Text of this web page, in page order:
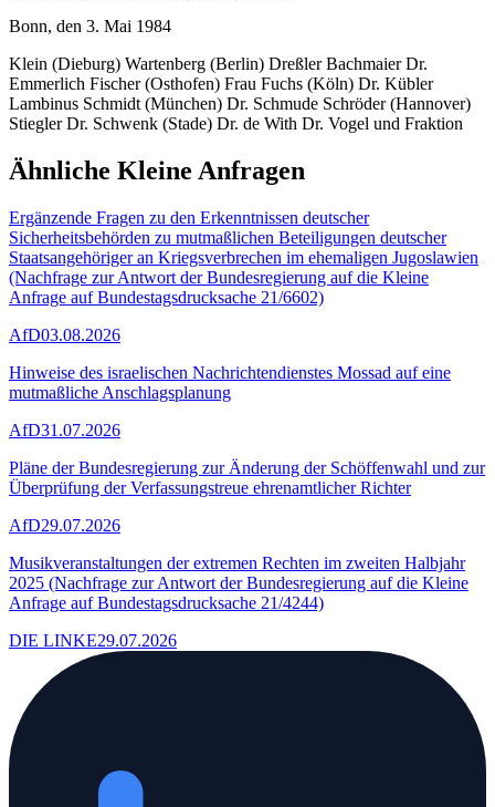
Bonn, den 3. Mai 1984
Klein (Dieburg) Wartenberg (Berlin) Dreßler Bachmaier Dr.
Emmerlich Fischer (Osthofen) Frau Fuchs (Köln) Dr. Kübler
Lambinus Schmidt (München) Dr. Schmude Schröder (Hannover)
Stiegler Dr. Schwenk (Stade) Dr. de With Dr. Vogel und Fraktion
Ähnliche Kleine Anfragen
Ergänzende Fragen zu den Erkenntnissen deutscher
Sicherheitsbehörden zu mutmaßlichen Beteiligungen deutscher
Staatsangehöriger an Kriegsverbrechen im ehemaligen Jugoslawien
(Nachfrage zur Antwort der Bundesregierung auf die Kleine
Anfrage auf Bundestagsdrucksache 21/6602)
AfD03.08.2026
Hinweise des israelischen Nachrichtendienstes Mossad auf eine
mutmaßliche Anschlagsplanung
AfD31.07.2026
Pläne der Bundesregierung zur Änderung der Schöffenwahl und zur
Überprüfung der Verfassungstreue ehrenamtlicher Richter
AfD29.07.2026
Musikveranstaltungen der extremen Rechten im zweiten Halbjahr
2025 (Nachfrage zur Antwort der Bundesregierung auf die Kleine
Anfrage auf Bundestagsdrucksache 21/4244)
DIE LINKE29.07.2026